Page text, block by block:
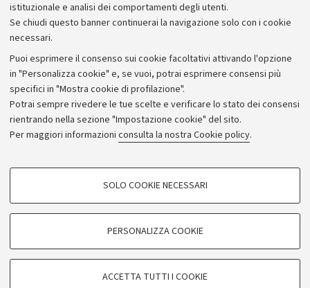
istituzionale e analisi dei comportamenti degli utenti.
Se chiudi questo banner continuerai la navigazione solo con i cookie
necessari.
Puoi esprimere il consenso sui cookie facoltativi attivando l'opzione
in "Personalizza cookie" e, se vuoi, potrai esprimere consensi più
specifici in "Mostra cookie di profilazione".
Potrai sempre rivedere le tue scelte e verificare lo stato dei consensi
rientrando nella sezione "Impostazione cookie" del sito.
Per maggiori informazioni consulta la nostra Cookie policy.
COOKIE DI PROFILAZIONE - FACOLTATIVI
COOKIE TECNICI - NECESSARI
SOLO COOKIE NECESSARI
PERSONALIZZA COOKIE
ACCETTA TUTTI I COOKIE
Donazioni e 5x1000
Bandi, gare e concorsi
Albo online
Amministrazione trasparente
Atti di notifica
Informazioni sul sito e accessibilità
Dichiarazione di accessibilità
Privacy e note legali
Impostazioni Cookie
©Copyright 2026 - ALMA MATER STUDIORUM - Università di
Bologna - Via Zamboni,33 - 40126Bologna - PI: